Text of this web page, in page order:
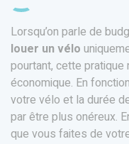
Lorsqu’on parle de
louer un vélo
pourtant, cette
économique. En
votre vélo et la durée
par être plus onéreux.
que vous faites de